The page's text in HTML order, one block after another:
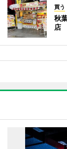
買う
秋
店